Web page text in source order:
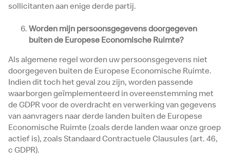
sollicitanten aan enige derde partij.
Worden mijn persoonsgegevens doorgegeven
buiten de Europese Economische Ruimte?
Als algemene regel worden uw persoonsgegevens niet
doorgegeven buiten de Europese Economische Ruimte.
Indien dit toch het geval zou zijn, worden passende
waarborgen geïmplementeerd in overeenstemming met
de GDPR voor de overdracht en verwerking van gegevens
van aanvragers naar derde landen buiten de Europese
Economische Ruimte (zoals derde landen waar onze groep
actief is), zoals Standaard Contractuele Clausules (art. 46,
c GDPR).